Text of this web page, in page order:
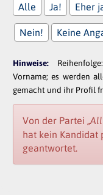
Alle
Ja! Eher
Nein! Keine
Hinweise:
Vorname; es werden
gemacht und ihr Profil
Von der Partei
hat kein Kandidat
geantwortet.